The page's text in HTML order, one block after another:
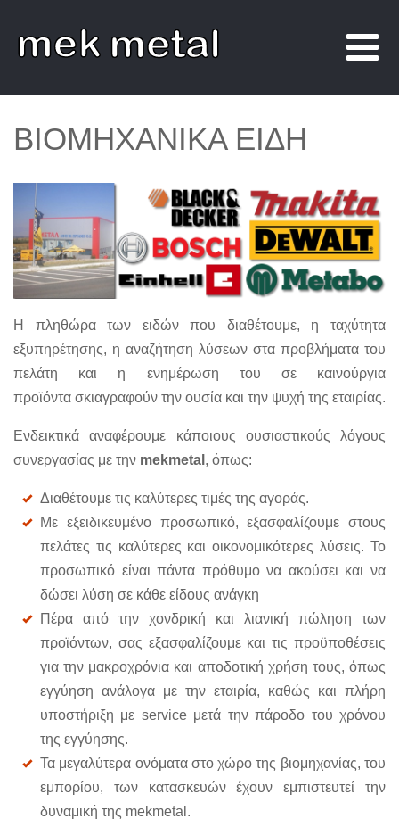
ΒΙΟΜΗΧΑΝΙΚΆ ΕΊΔΗ
Η πληθώρα των ειδών που διαθέτουμε, η ταχύτητα
εξυπηρέτησης, η αναζήτηση λύσεων στα προβλήματα του
πελάτη και η ενημέρωση του σε καινούργια
προϊόντα σκιαγραφούν την ουσία και την ψυχή της εταιρίας.
Ενδεικτικά αναφέρουμε κάποιους ουσιαστικούς λόγους
συνεργασίας με την mekmetal , όπως:
Διαθέτουμε τις καλύτερες τιμές της αγοράς.
Με εξειδικευμένο προσωπικό, εξασφαλίζουμε στους
πελάτες τις καλύτερες και οικονομικότερες λύσεις. Το
προσωπικό είναι πάντα πρόθυμο να ακούσει και να
δώσει λύση σε κάθε είδους ανάγκη
Πέρα από την χονδρική και λιανική πώληση των
προϊόντων, σας εξασφαλίζουμε και τις προϋποθέσεις
για την μακροχρόνια και αποδοτική χρήση τους, όπως
εγγύηση ανάλογα με την εταιρία, καθώς και πλήρη
υποστήριξη με service μετά την πάροδο του χρόνου
της εγγύησης.
Τα μεγαλύτερα ονόματα στο χώρο της βιομηχανίας, του
εμπορίου, των κατασκευών έχουν εμπιστευτεί την
δυναμική της mekmetal.